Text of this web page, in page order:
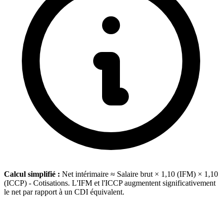
Calcul simplifié : Net intérimaire ≈ Salaire brut × 1,10 (IFM) × 1,10
(ICCP) - Cotisations. L'IFM et l'ICCP augmentent significativement
le net par rapport à un CDI équivalent.